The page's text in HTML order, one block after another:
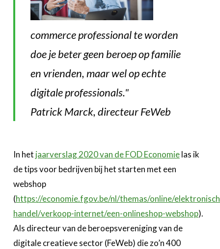
commerce professional te worden
doe je beter geen beroep op familie
en vrienden, maar wel op echte
digitale professionals."
Patrick Marck, directeur FeWeb
In het jaarverslag 2020 van de FOD Economielas ik
de tips voor bedrijven bij het starten met een
webshop
(https://economie.fgov.be/nl/themas/online/
handel/verkoop-internet/een-onlineshop-webshop).
Als directeur van de beroepsvereniging van de
digitale creatieve sector (FeWeb) die zo’n 400